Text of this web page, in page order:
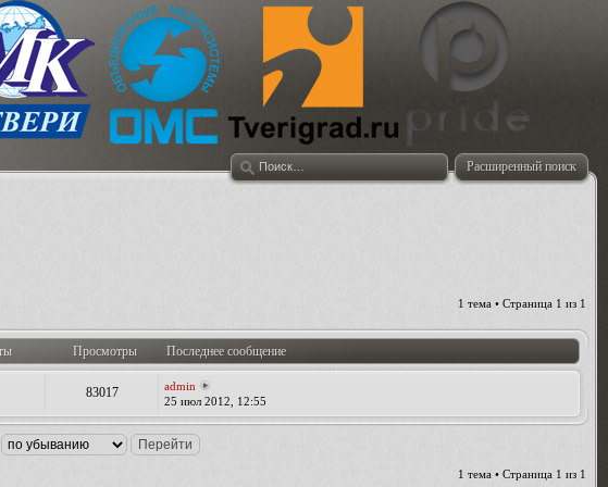
Расширенный поиск
1 тема • Страница 1 из 1
Просмотры Последнее сообщение
83017
admin
25 июл 2012, 12:55
1 тема • Страница 1 из 1